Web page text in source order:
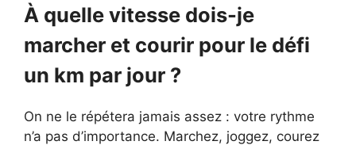
À quelle vitesse dois-je
marcher et courir pour le défi
un km par jour ?
On ne le répétera jamais assez : votre rythme
n’a pas d’importance. Marchez, joggez, courez